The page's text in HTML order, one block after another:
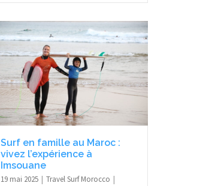
Surf en famille au Maroc :
vivez l’expérience à
Imsouane
19 mai 2025
Travel Surf Morocco